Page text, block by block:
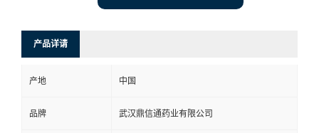
线
产品详请
产地 中国
品牌 武汉鼎信通药业有限公司